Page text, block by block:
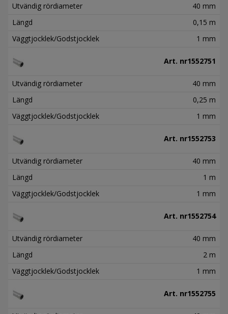
Utvändig rördiameter
40 mm
Längd
0,15 m
Väggtjocklek/Godstjocklek
1 mm
Art. nr1552751
Utvändig rördiameter
40 mm
Längd
0,25 m
Väggtjocklek/Godstjocklek
1 mm
Art. nr1552753
Utvändig rördiameter
40 mm
Längd
1 m
Väggtjocklek/Godstjocklek
1 mm
Art. nr1552754
Utvändig rördiameter
40 mm
Längd
2 m
Väggtjocklek/Godstjocklek
1 mm
Art. nr1552755